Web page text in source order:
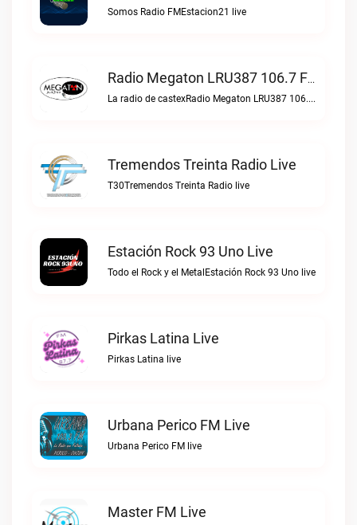
Somos Radio FMEstacion21 live
Radio Megaton LRU387 106.7 FM Live
La radio de castexRadio Megaton LRU387 106.7 FM live
Tremendos Treinta Radio Live
T30Tremendos Treinta Radio live
Estación Rock 93 Uno Live
Todo el Rock y el MetalEstación Rock 93 Uno live
Pirkas Latina Live
Pirkas Latina live
Urbana Perico FM Live
Urbana Perico FM live
Master FM Live